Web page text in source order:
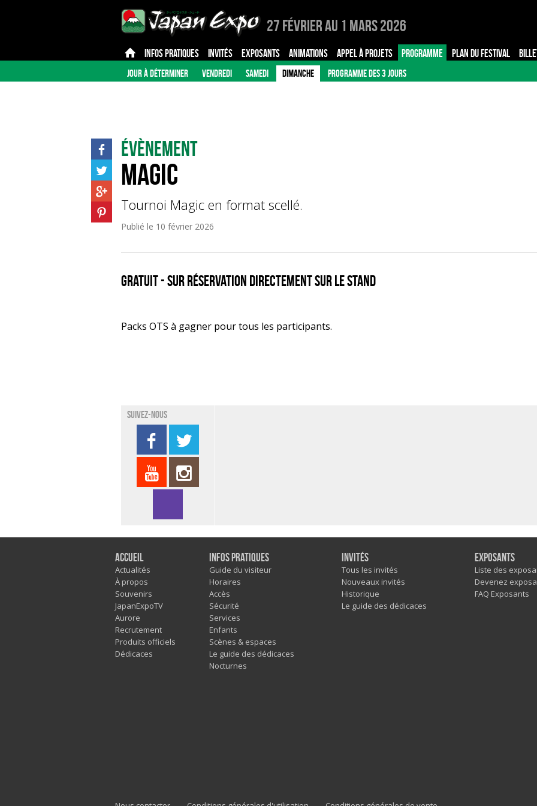
27 Février au 1 Mars 2026
INFOS PRATIQUES INVITÉS EXPOSANTS ANIMATIONS APPEL À PROJETS PROGRAMME PLAN DU FESTIVAL
JOUR À DÉTERMINER VENDREDI SAMEDI DIMANCHE PROGRAMME DES 3 JOURS
Évènement
Magic
Tournoi Magic en format scellé.
Publié le 10 février 2026
Gratuit - sur réservation directement sur le stand
Packs OTS à gagner pour tous les participants.
Suivez-nous
Accueil
Actualités
À propos
Souvenirs
JapanExpoTV
Aurore
Recrutement
Produits officiels
Dédicaces
Infos pratiques
Guide du visiteur
Horaires
Accès
Sécurité
Services
Enfants
Scènes & espaces
Le guide des dédicaces
Nocturnes
Invités
Tous les invités
Nouveaux invités
Historique
Le guide des dédicaces
Exposants
Liste des
Devenez
FAQ Exposants